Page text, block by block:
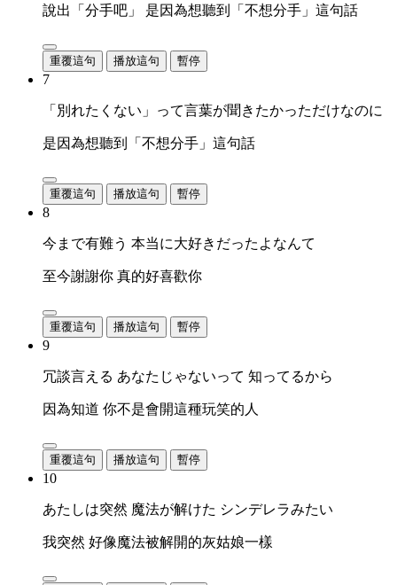
說出「分手吧」 是因為想聽到「不想分手」這句話
重覆這句 播放這句 暫停
7
「別れたくない」って言葉が聞きたかっただけなのに
是因為想聽到「不想分手」這句話
重覆這句 播放這句 暫停
8
今まで有難う 本当に大好きだったよなんて
至今謝謝你 真的好喜歡你
重覆這句 播放這句 暫停
9
冗談言える あなたじゃないって 知ってるから
因為知道 你不是會開這種玩笑的人
重覆這句 播放這句 暫停
10
あたしは突然 魔法が解けた シンデレラみたい
我突然 好像魔法被解開的灰姑娘一樣